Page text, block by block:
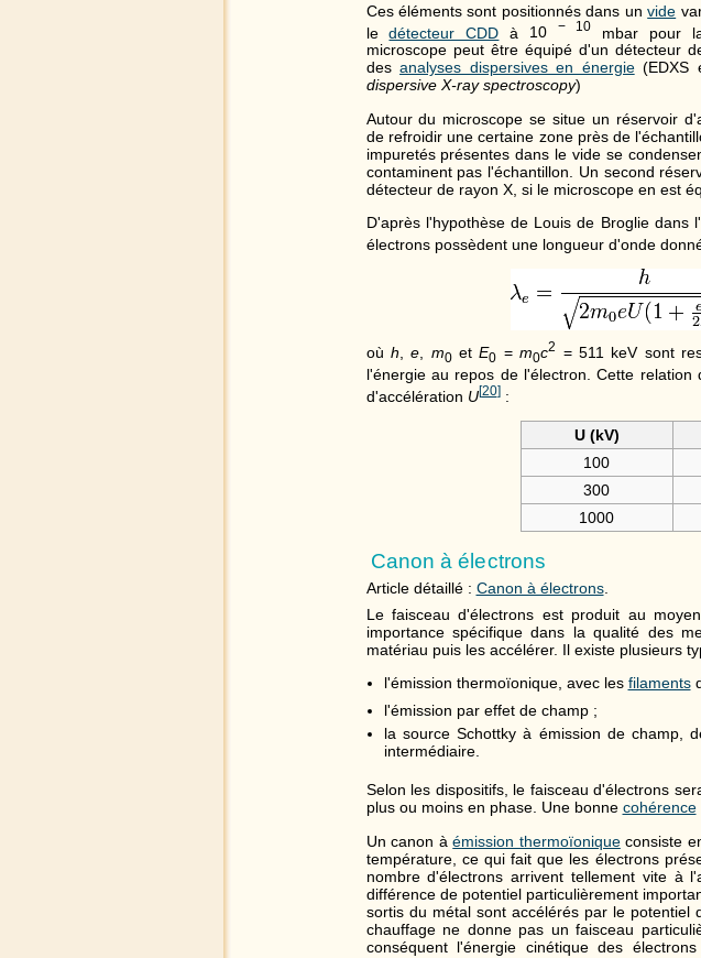
Ces éléments sont positionnés dans unvide
ledétecteur CDD à 10− 10
mbar pour
microscope peut être équipé d'un détecteur
desanalyses dispersives en énergie(EDXS
dispersive X-ray spectroscopy)
Autour du microscope se situe un réservoir
de refroidir une certaine zone près de
impuretés présentes dans le vide se
contaminent pas l'échantillon. Un second
détecteur de rayon X, si le microscope en est
D'après l'hypothèse de Louis de Broglie dans
électrons possèdent une longueur d'onde
où h ,e m0etE0 =m0c2 = 511 keVsont
l'énergie au repos de l'électron. Cette
d'accélération U[20]:
U (kV)
100
300
1000
Canon à électrons
Article détaillé : Canon à électrons.
Le faisceau d'électrons est produit au
importance spécifique dans la qualité des
matériau puis les accélérer. Il existe plusieurs
l'émission thermoïonique, avec les filaments
l'émission par effet de champ ;
la source Schottky à émission de champ,
intermédiaire.
Selon les dispositifs, le faisceau d'électrons
plus ou moins en phase. Une bonne cohérence
Un canon àémission thermoïoniqueconsiste
température, ce qui fait que les électrons
nombre d'électrons arrivent tellement vite à
différence de potentiel particulièrement
sortis du métal sont accélérés par le potentiel
chauffage ne donne pas un faisceau
conséquent l'énergie cinétique des